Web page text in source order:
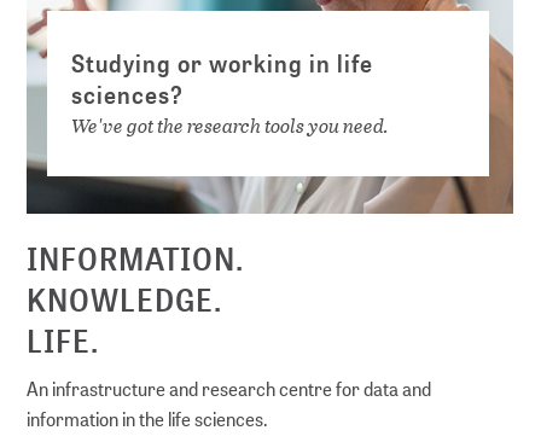
Studying or working in life
sciences?
We've got the research tools you need.
INFORMATION.
KNOWLEDGE.
LIFE.
An infrastructure and research centre for data and
information in the life sciences.